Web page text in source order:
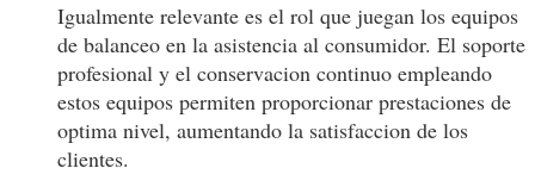
Igualmente relevante es el rol que juegan los equipos
de balanceo en la asistencia al consumidor. El soporte
profesional y el conservacion continuo empleando
estos equipos permiten proporcionar prestaciones de
optima nivel, aumentando la satisfaccion de los
clientes.